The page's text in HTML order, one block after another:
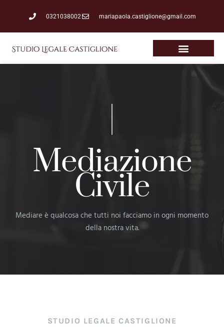
0321038002 mariapaola.castiglione@gmail.com
Mediazione
Civile
Mediare è qualcosa che tutti noi facciamo in ogni momento
della nostra vita.
STUDIO LEGALE CASTIGLIONE